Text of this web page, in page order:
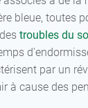
bleue, toutes
troubles du
par un
à cause des